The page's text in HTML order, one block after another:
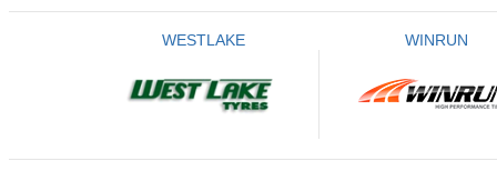
WESTLAKE WINRUN